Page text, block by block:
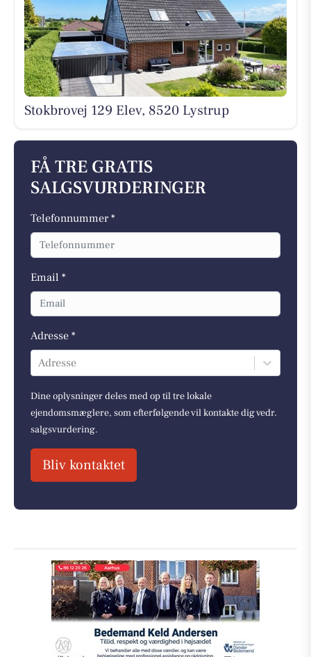
Stokbrovej 129 Elev, 8520 Lystrup
FÅ TRE GRATIS
SALGSVURDERINGER
Telefonnummer *
Email *
Adresse *
Adresse
Dine oplysninger deles med op til tre lokale
ejendomsmæglere, som efterfølgende vil kontakte dig vedr.
salgsvurdering.
Bliv kontaktet